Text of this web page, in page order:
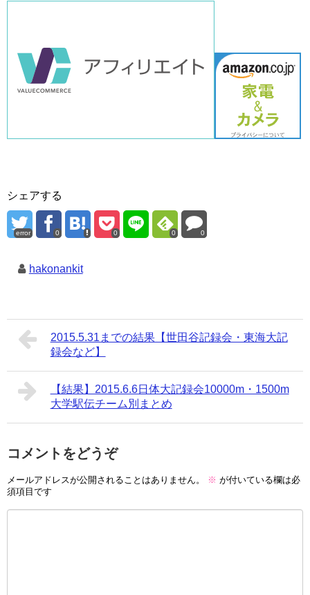
シェアする
error 0 0 0 0
hakonankit
2015.5.31までの結果【世田谷記録会・東海大記
録会など】
【結果】2015.6.6日体大記録会10000m・1500m
大学駅伝チーム別まとめ
コメントをどうぞ
メールアドレスが公開されることはありません。 ※ が付いている欄は必
須項目です